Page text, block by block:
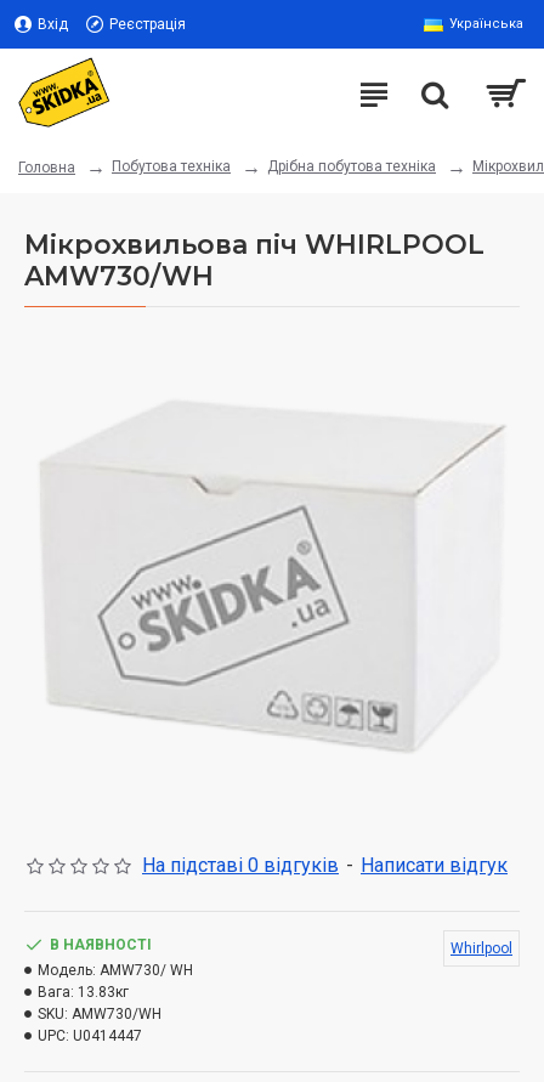
Вхід Реєстрація Українська
Головна Побутова техніка Дрібна побутова техніка
Мікрохвильова піч WHIRLPOOL
AMW730/WH
На підставі 0 відгуків - Написати відгук
В НАЯВНОСТІ
Модель: AMW730/ WH
Вага: 13.83кг
SKU: AMW730/WH
UPC: U0414447
Whirlpool